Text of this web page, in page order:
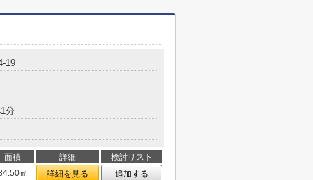
19
分
面積 詳細
検討リスト
㎡ 詳細を見る 追加する